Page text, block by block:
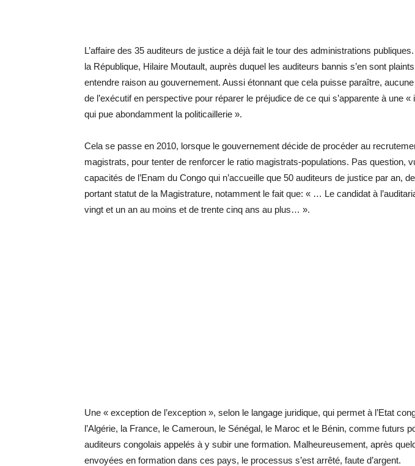
L’affaire des 35 auditeurs de justice a déjà fait le tour des administrations
la République, Hilaire Moutault, auprès duquel les auditeurs bannis s’en sont
entendre raison au gouvernement. Aussi étonnant que cela puisse paraître,
de l’exécutif en perspective pour réparer le préjudice de ce qui s’apparente à une
qui pue abondamment la politicaillerie ».
Cela se passe en 2010, lorsque le gouvernement décide de procéder au
magistrats, pour tenter de renforcer le ratio magistrats-populations. Pas question,
capacités de l’Enam du Congo qui n’accueille que 50 auditeurs de justice par an,
portant statut de la Magistrature, notamment le fait que: « … Le candidat à
vingt et un an au moins et de trente cinq ans au plus… ».
Une « exception de l’exception », selon le langage juridique, qui permet à l’Etat
l’Algérie, la France, le Cameroun, le Sénégal, le Maroc et le Bénin, comme futurs
auditeurs congolais appelés à y subir une formation. Malheureusement, après
envoyées en formation dans ces pays, le processus s’est arrêté, faute d’argent.